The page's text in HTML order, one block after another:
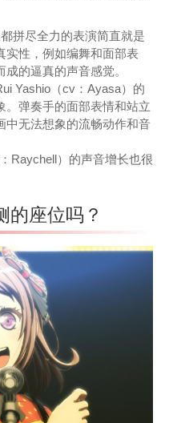
拼尽全力的表演简直就是
实性，例如编舞和面部表
的逼真的声音感觉。
Yashio（cv：Ayasa）的
。弹奏手的面部表情和站立
中无法想象的流畅动作和音
Raychell）的声音增长也很
的座位吗？